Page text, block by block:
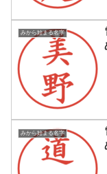
みから始まる名字
みから始まる名字